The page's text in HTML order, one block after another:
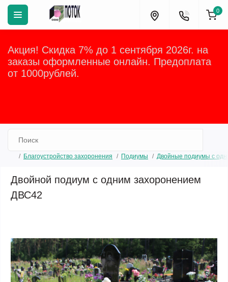
Акция! Скидка 7% до 1 сентября 2026г. на
заказы оформленные онлайн. Предоплата
от 1000рублей.
0
Благоустройство захоронения Подиумы Двойные подиумы с
Двойной подиум с одним захоронением
ДВС42